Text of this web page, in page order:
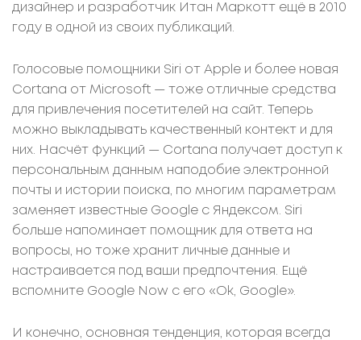
дизайнер и разработчик Итан Маркотт ещё в 2010
году в одной из своих публикаций.
Голосовые помощники Siri от Apple и более новая
Cortana от Microsoft — тоже отличные средства
для привлечения посетителей на сайт. Теперь
можно выкладывать качественный контект и для
них. Насчёт функций — Cortana получает доступ к
персональным данным наподобие электронной
почты и истории поиска, по многим параметрам
заменяет известные Google с Яндексом. Siri
больше напоминает помощник для ответа на
вопросы, но тоже хранит личные данные и
настраивается под ваши предпочтения. Ещё
вспомните Google Now с его «Ok, Google».
И конечно, основная тенденция, которая всегда